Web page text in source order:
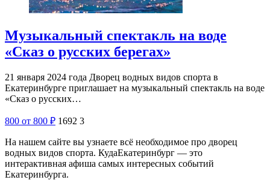
Музыкальный спектакль на воде
«Сказ о русских берегах»
21 января 2024 года Дворец водных видов спорта в
Екатеринбурге приглашает на музыкальный спектакль на воде
«Сказ о русских…
800 от 800 ₽ 1692 3
На нашем сайте вы узнаете всё необходимое про дворец
водных видов спорта. КудаЕкатеринбург — это
интерактивная афиша самых интересных событий
Екатеринбурга.